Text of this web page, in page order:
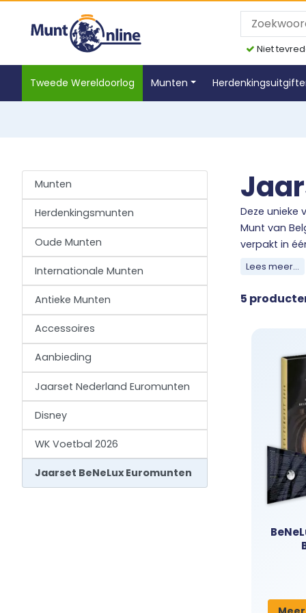
Niet
Tweede Wereldoorlog Munten
Munten
Herdenkingsmunten
Oude Munten
Internationale Munten
Antieke Munten
Accessoires
Aanbieding
Jaarset Nederland Euromunten
Disney
WK Voetbal 2026
Jaarset BeNeLux Euromunten
Deze unieke
Munt van
verpakt in
specifiek
gaver zijn
Lees meer...
5